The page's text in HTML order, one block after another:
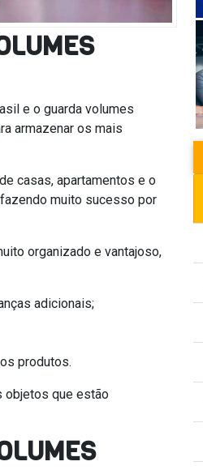
e o guarda volumes
armazenar os mais
casas, apartamentos e o
muito sucesso por
organizado e vantajoso,
adicionais;
produtos.
objetos que estão